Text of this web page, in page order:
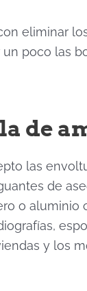
eliminar
poco las
de
las
de
o
y los